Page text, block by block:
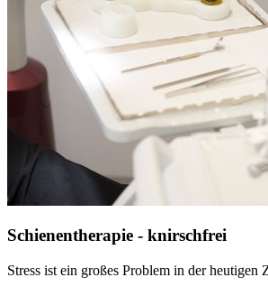
Schienentherapie - knirschfrei
Stress ist ein großes Problem in der heutigen